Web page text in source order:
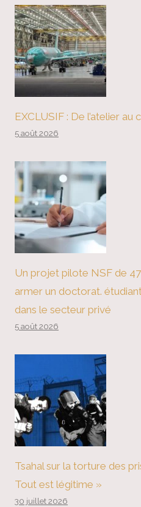
EXCLUSIF : De l’atelier
5 août 2026
Un projet pilote NSF de
armer un doctorat.
dans le secteur privé
5 août 2026
Tsahal sur la torture des
Tout est légitime »
30 juillet 2026